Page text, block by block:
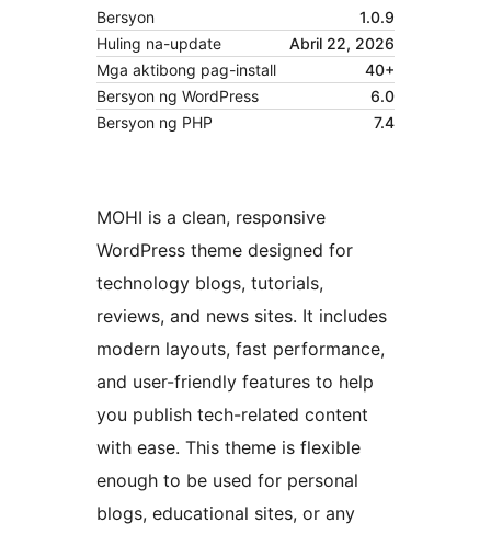
Bersyon
1.0.9
Huling na-update
Abril 22, 2026
Mga aktibong pag-install
40+
Bersyon ng WordPress
6.0
Bersyon ng PHP
7.4
MOHI is a clean, responsive
WordPress theme designed for
technology blogs, tutorials,
reviews, and news sites. It includes
modern layouts, fast performance,
and user-friendly features to help
you publish tech-related content
with ease. This theme is flexible
enough to be used for personal
blogs, educational sites, or any